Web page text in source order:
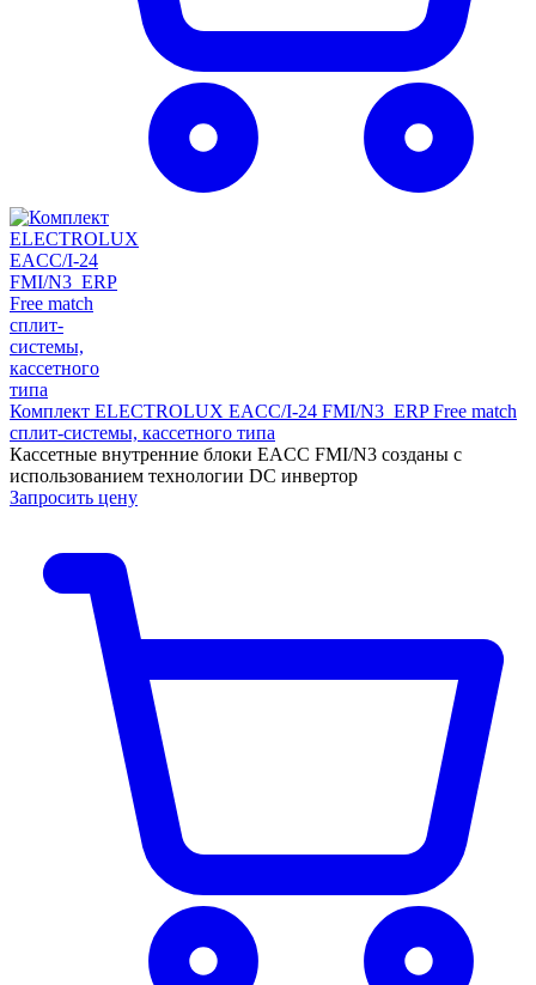
Комплект ELECTROLUX EACC/I-24 FMI/N3_ERP Free match
сплит-системы, кассетного типа
Кассетные внутренние блоки EACC FMI/N3 созданы с
использованием технологии DC инвертор
Запросить цену